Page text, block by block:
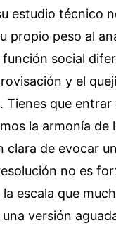
estudio técnico
propio peso al
social
y el
que
la armonía
de evocar
no es
escala que
versión